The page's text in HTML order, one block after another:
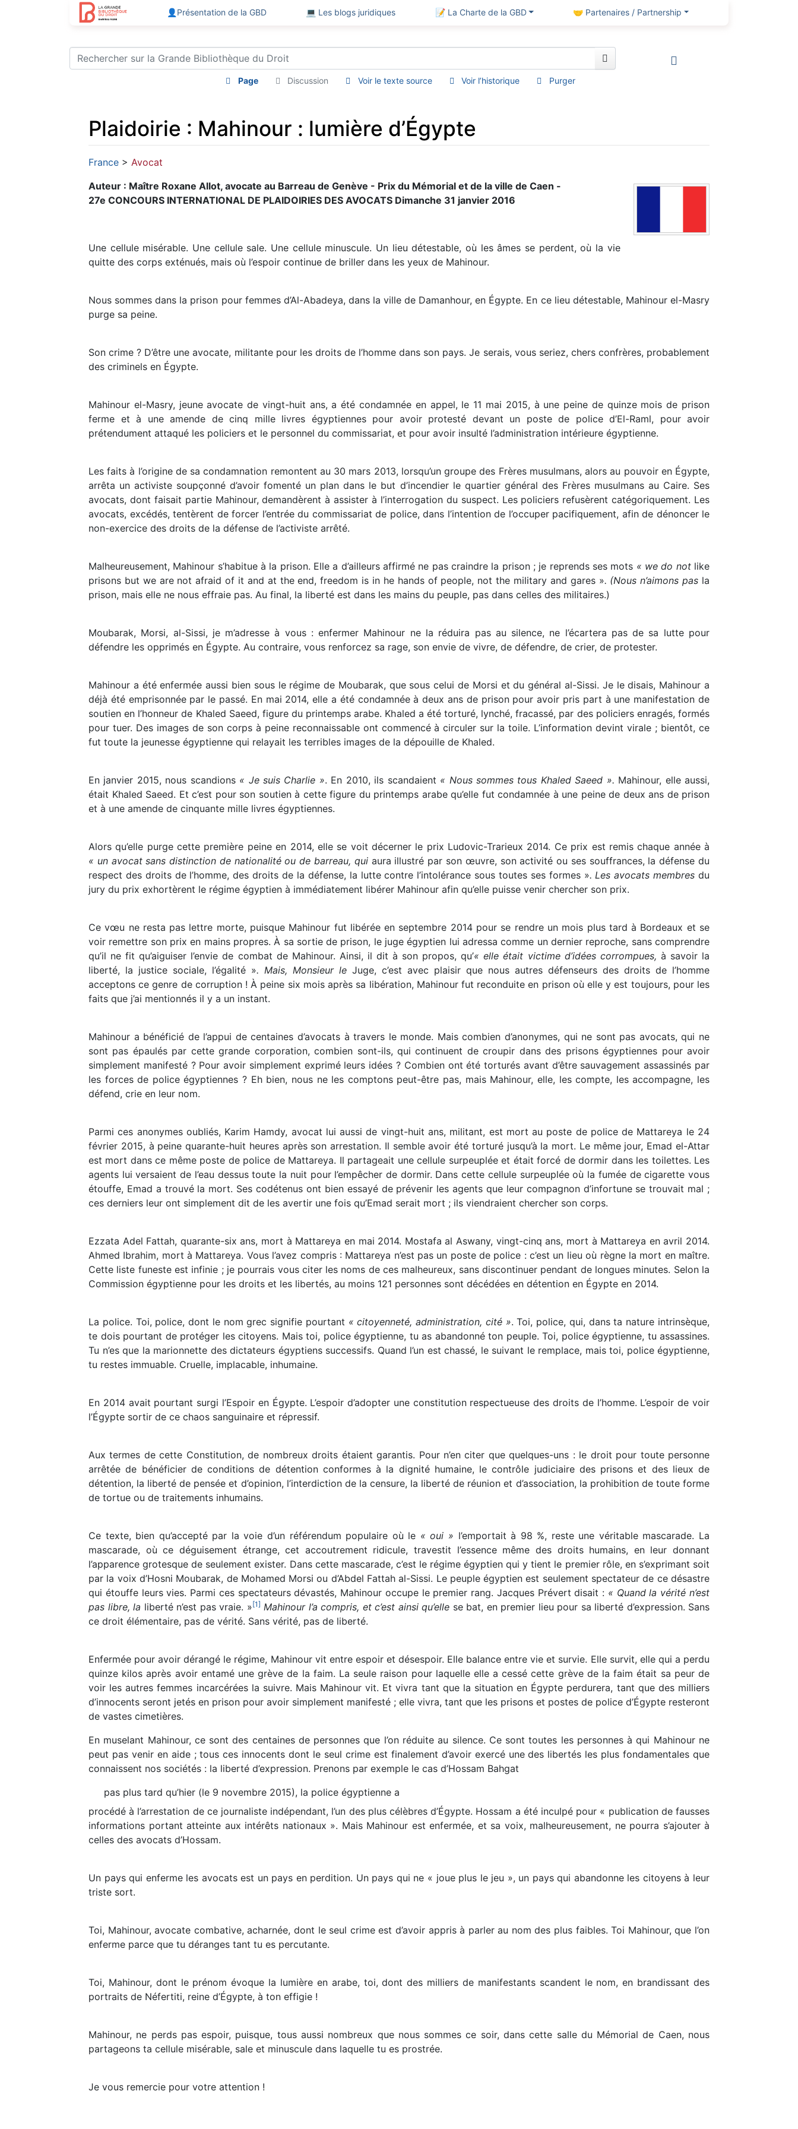
👤Présentation de la GBD 💻 Les blogs juridiques 📝 La Charte de la GBD 🤝 Partenaires / Partnership
Page Discussion Voir le texte source Voir l’historique Purger
Plaidoirie : Mahinour : lumière d’Égypte
Aller à : navigation
France > Avocat
Auteur : Maître Roxane Allot, avocate au Barreau de Genève - Prix du Mémorial et de la ville de Caen -
27e CONCOURS INTERNATIONAL DE PLAIDOIRIES DES AVOCATS Dimanche 31 janvier 2016
Une cellule misérable. Une cellule sale. Une cellule minuscule. Un lieu détestable, où les âmes se perdent, où la vie
quitte des corps exténués, mais où l’espoir continue de briller dans les yeux de Mahinour.
Nous sommes dans la prison pour femmes d’Al-Abadeya, dans la ville de Damanhour, en Égypte. En ce lieu détestable, Mahinour el-Masry
purge sa peine.
Son crime ? D’être une avocate, militante pour les droits de l’homme dans son pays. Je serais, vous seriez, chers confrères, probablement
des criminels en Égypte.
Mahinour el-Masry, jeune avocate de vingt-huit ans, a été condamnée en appel, le 11 mai 2015, à une peine de quinze mois de prison
ferme et à une amende de cinq mille livres égyptiennes pour avoir protesté devant un poste de police d’El-Raml, pour avoir
prétendument attaqué les policiers et le personnel du commissariat, et pour avoir insulté l’administration intérieure égyptienne.
Les faits à l’origine de sa condamnation remontent au 30 mars 2013, lorsqu’un groupe des Frères musulmans, alors au pouvoir en Égypte,
arrêta un activiste soupçonné d’avoir fomenté un plan dans le but d’incendier le quartier général des Frères musulmans au Caire. Ses
avocats, dont faisait partie Mahinour, demandèrent à assister à l’interrogation du suspect. Les policiers refusèrent catégoriquement. Les
avocats, excédés, tentèrent de forcer l’entrée du commissariat de police, dans l’intention de l’occuper pacifiquement, afin de dénoncer le
non-exercice des droits de la défense de l’activiste arrêté.
Malheureusement, Mahinour s’habitue à la prison. Elle a d’ailleurs affirmé ne pas craindre la prison ; je reprends ses mots « we do not like
prisons but we are not afraid of it and at the end, freedom is in he hands of people, not the military and gares ». (Nous n’aimons pas la
prison, mais elle ne nous effraie pas. Au final, la liberté est dans les mains du peuple, pas dans celles des militaires.)
Moubarak, Morsi, al-Sissi, je m’adresse à vous : enfermer Mahinour ne la réduira pas au silence, ne l’écartera pas de sa lutte pour
défendre les opprimés en Égypte. Au contraire, vous renforcez sa rage, son envie de vivre, de défendre, de crier, de protester.
Mahinour a été enfermée aussi bien sous le régime de Moubarak, que sous celui de Morsi et du général al-Sissi. Je le disais, Mahinour a
déjà été emprisonnée par le passé. En mai 2014, elle a été condamnée à deux ans de prison pour avoir pris part à une manifestation de
soutien en l’honneur de Khaled Saeed, figure du printemps arabe. Khaled a été torturé, lynché, fracassé, par des policiers enragés, formés
pour tuer. Des images de son corps à peine reconnaissable ont commencé à circuler sur la toile. L’information devint virale ; bientôt, ce
fut toute la jeunesse égyptienne qui relayait les terribles images de la dépouille de Khaled.
En janvier 2015, nous scandions « Je suis Charlie ». En 2010, ils scandaient « Nous sommes tous Khaled Saeed ». Mahinour, elle aussi,
était Khaled Saeed. Et c’est pour son soutien à cette figure du printemps arabe qu’elle fut condamnée à une peine de deux ans de prison
et à une amende de cinquante mille livres égyptiennes.
Alors qu’elle purge cette première peine en 2014, elle se voit décerner le prix Ludovic-Trarieux 2014. Ce prix est remis chaque année à
« un avocat sans distinction de nationalité ou de barreau, qui aura illustré par son œuvre, son activité ou ses souffrances, la défense du
respect des droits de l’homme, des droits de la défense, la lutte contre l’intolérance sous toutes ses formes ». Les avocats membresdu
jury du prix exhortèrent le régime égyptien à immédiatement libérer Mahinour afin qu’elle puisse venir chercher son prix.
Ce vœu ne resta pas lettre morte, puisque Mahinour fut libérée en septembre 2014 pour se rendre un mois plus tard à Bordeaux et se
voir remettre son prix en mains propres. À sa sortie de prison, le juge égyptien lui adressa comme un dernier reproche, sans comprendre
qu’il ne fit qu’aiguiser l’envie de combat de Mahinour. Ainsi, il dit à son propos, qu’« elle était victime d’idées corrompues, à savoir la
liberté, la justice sociale, l’égalité ». Mais, Monsieur le Juge, c’est avec plaisir que nous autres défenseurs des droits de l’homme
acceptons ce genre de corruption ! À peine six mois après sa libération, Mahinour fut reconduite en prison où elle y est toujours, pour les
faits que j’ai mentionnés il y a un instant.
Mahinour a bénéficié de l’appui de centaines d’avocats à travers le monde. Mais combien d’anonymes, qui ne sont pas avocats, qui ne
sont pas épaulés par cette grande corporation, combien sont-ils, qui continuent de croupir dans des prisons égyptiennes pour avoir
simplement manifesté ? Pour avoir simplement exprimé leurs idées ? Combien ont été torturés avant d’être sauvagement assassinés par
les forces de police égyptiennes ? Eh bien, nous ne les comptons peut-être pas, mais Mahinour, elle, les compte, les accompagne, les
défend, crie en leur nom.
Parmi ces anonymes oubliés, Karim Hamdy, avocat lui aussi de vingt-huit ans, militant, est mort au poste de police de Mattareya le 24
février 2015, à peine quarante-huit heures après son arrestation. Il semble avoir été torturé jusqu’à la mort. Le même jour, Emad el-Attar
est mort dans ce même poste de police de Mattareya. Il partageait une cellule surpeuplée et était forcé de dormir dans les toilettes. Les
agents lui versaient de l’eau dessus toute la nuit pour l’empêcher de dormir. Dans cette cellule surpeuplée où la fumée de cigarette vous
étouffe, Emad a trouvé la mort. Ses codétenus ont bien essayé de prévenir les agents que leur compagnon d’infortune se trouvait mal ;
ces derniers leur ont simplement dit de les avertir une fois qu’Emad serait mort ; ils viendraient chercher son corps.
Ezzata Adel Fattah, quarante-six ans, mort à Mattareya en mai 2014. Mostafa al Aswany, vingt-cinq ans, mort à Mattareya en avril 2014.
Ahmed Ibrahim, mort à Mattareya. Vous l’avez compris : Mattareya n’est pas un poste de police : c’est un lieu où règne la mort en maître.
Cette liste funeste est infinie ; je pourrais vous citer les noms de ces malheureux, sans discontinuer pendant de longues minutes. Selon la
Commission égyptienne pour les droits et les libertés, au moins 121 personnes sont décédées en détention en Égypte en 2014.
La police. Toi, police, dont le nom grec signifie pourtant « citoyenneté, administration, cité ». Toi, police, qui, dans ta nature intrinsèque,
te dois pourtant de protéger les citoyens. Mais toi, police égyptienne, tu as abandonné ton peuple. Toi, police égyptienne, tu assassines.
Tu n’es que la marionnette des dictateurs égyptiens successifs. Quand l’un est chassé, le suivant le remplace, mais toi, police égyptienne,
tu restes immuable. Cruelle, implacable, inhumaine.
En 2014 avait pourtant surgi l’Espoir en Égypte. L’espoir d’adopter une constitution respectueuse des droits de l’homme. L’espoir de voir
l’Égypte sortir de ce chaos sanguinaire et répressif.
Aux termes de cette Constitution, de nombreux droits étaient garantis. Pour n’en citer que quelques-uns : le droit pour toute personne
arrêtée de bénéficier de conditions de détention conformes à la dignité humaine, le contrôle judiciaire des prisons et des lieux de
détention, la liberté de pensée et d’opinion, l’interdiction de la censure, la liberté de réunion et d’association, la prohibition de toute forme
de tortue ou de traitements inhumains.
Ce texte, bien qu’accepté par la voie d’un référendum populaire où le « oui » l’emportait à 98 %, reste une véritable mascarade. La
mascarade, où ce déguisement étrange, cet accoutrement ridicule, travestit l’essence même des droits humains, en leur donnant
l’apparence grotesque de seulement exister. Dans cette mascarade, c’est le régime égyptien qui y tient le premier rôle, en s’exprimant soit
par la voix d’Hosni Moubarak, de Mohamed Morsi ou d’Abdel Fattah al-Sissi. Le peuple égyptien est seulement spectateur de ce désastre
qui étouffe leurs vies. Parmi ces spectateurs dévastés, Mahinour occupe le premier rang. Jacques Prévert disait : « Quand la vérité n’est
pas libre, la liberté n’est pas vraie. »[1] Mahinour l’a compris, et c’est ainsi qu’elle se bat, en premier lieu pour sa liberté d’expression. Sans
ce droit élémentaire, pas de vérité. Sans vérité, pas de liberté.
Enfermée pour avoir dérangé le régime, Mahinour vit entre espoir et désespoir. Elle balance entre vie et survie. Elle survit, elle qui a perdu
quinze kilos après avoir entamé une grève de la faim. La seule raison pour laquelle elle a cessé cette grève de la faim était sa peur de
voir les autres femmes incarcérées la suivre. Mais Mahinour vit. Et vivra tant que la situation en Égypte perdurera, tant que des milliers
d’innocents seront jetés en prison pour avoir simplement manifesté ; elle vivra, tant que les prisons et postes de police d’Égypte resteront
de vastes cimetières.
En muselant Mahinour, ce sont des centaines de personnes que l’on réduite au silence. Ce sont toutes les personnes à qui Mahinour ne
peut pas venir en aide ; tous ces innocents dont le seul crime est finalement d’avoir exercé une des libertés les plus fondamentales que
connaissent nos sociétés : la liberté d’expression. Prenons par exemple le cas d’Hossam Bahgat
pas plus tard qu’hier (le 9 novembre 2015), la police égyptienne a
procédé à l’arrestation de ce journaliste indépendant, l’un des plus célèbres d’Égypte. Hossam a été inculpé pour « publication de fausses
informations portant atteinte aux intérêts nationaux ». Mais Mahinour est enfermée, et sa voix, malheureusement, ne pourra s’ajouter à
celles des avocats d’Hossam.
Un pays qui enferme les avocats est un pays en perdition. Un pays qui ne « joue plus le jeu », un pays qui abandonne les citoyens à leur
triste sort.
Toi, Mahinour, avocate combative, acharnée, dont le seul crime est d’avoir appris à parler au nom des plus faibles. Toi Mahinour, que l’on
enferme parce que tu déranges tant tu es percutante.
Toi, Mahinour, dont le prénom évoque la lumière en arabe, toi, dont des milliers de manifestants scandent le nom, en brandissant des
portraits de Néfertiti, reine d’Égypte, à ton effigie !
Mahinour, ne perds pas espoir, puisque, tous aussi nombreux que nous sommes ce soir, dans cette salle du Mémorial de Caen, nous
partageons ta cellule misérable, sale et minuscule dans laquelle tu es prostrée.
Je vous remercie pour votre attention !